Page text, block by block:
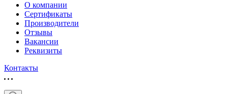
О компании
Сертификаты
Производители
Отзывы
Вакансии
Реквизиты
Контакты